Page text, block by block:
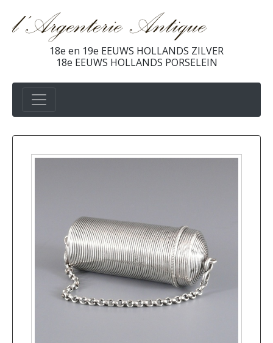
18e en 19e EEUWS HOLLANDS ZILVER
18e EEUWS HOLLANDS PORSELEIN